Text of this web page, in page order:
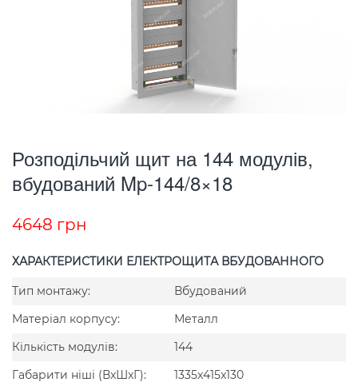
Розподільчий щит на 144 модулів,
вбудований Mp-144/8×18
4648 грн
ХАРАКТЕРИСТИКИ ЕЛЕКТРОЩИТА ВБУДОВАННОГО
Тип монтажу:
Вбудований
Матеріал корпусу:
Металл
Кількість модулів:
144
Габарити ніші (ВxШxГ):
1335x415x130